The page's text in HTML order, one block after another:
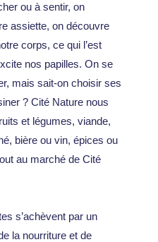
ou à sentir, on
assiette, on découvre
corps, ce qui l’est
nos papilles. On se
mais sait-on choisir ses
? Cité Nature nous
et légumes, viande,
bière ou vin, épices ou
au marché de Cité
s’achèvent par un
la nourriture et de